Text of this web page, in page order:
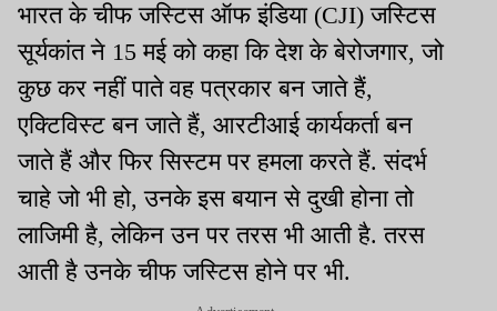
भारत के चीफ जस्टिस ऑफ इंडिया (CJI) जस्टिस
सूर्यकांत ने 15 मई को कहा कि देश के बेरोजगार, जो
कुछ कर नहीं पाते वह पत्रकार बन जाते हैं,
एक्टिविस्ट बन जाते हैं, आरटीआई कार्यकर्ता बन
जाते हैं और फिर सिस्टम पर हमला करते हैं. संदर्भ
चाहे जो भी हो, उनके इस बयान से दुखी होना तो
लाजिमी है, लेकिन उन पर तरस भी आती है. तरस
आती है उनके चीफ जस्टिस होने पर भी.